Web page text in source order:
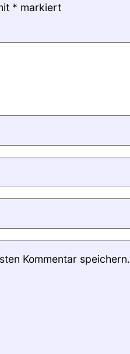
* markiert
Kommentar speichern.